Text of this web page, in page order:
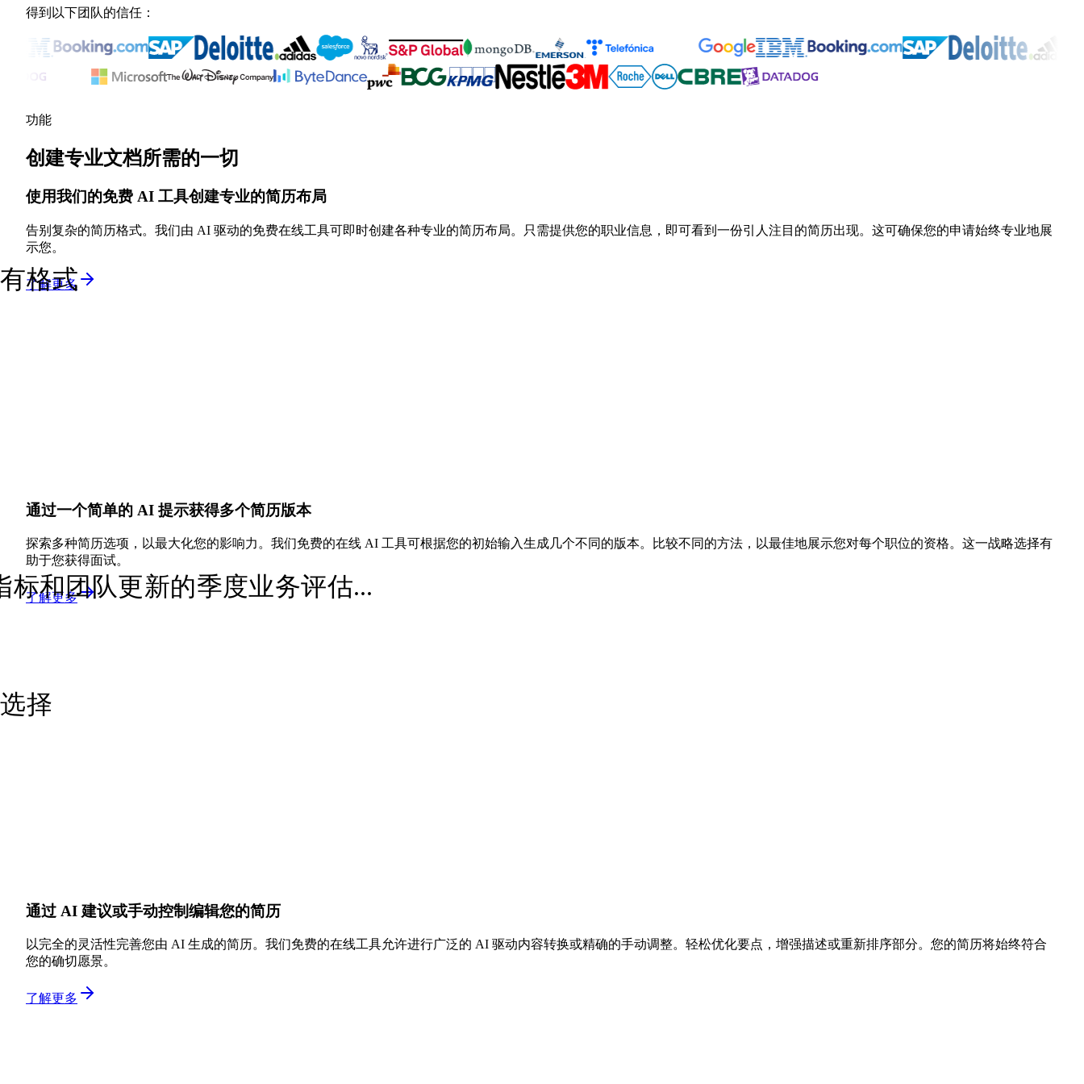
得到以下团队的信任：
功能
创建专业文档所需的一切
使用我们的免费 AI 工具创建专业的简历布局
告别复杂的简历格式。我们由 AI 驱动的免费在线工具可即时创建各种专业的简历布局。只需提供您的职业信息，即可看到一份引人注目的简历出现。这可确保您的申请始终专业地展
示您。
了解更多
格式
通过一个简单的 AI 提示获得多个简历版本
探索多种简历选项，以最大化您的影响力。我们免费的在线 AI 工具可根据您的初始输入生成几个不同的版本。比较不同的方法，以最佳地展示您对每个职位的资格。这一战略选择有
助于您获得面试。
了解更多
标和团队更新的季度业务评估...
择
通过 AI 建议或手动控制编辑您的简历
以完全的灵活性完善您由 AI 生成的简历。我们免费的在线工具允许进行广泛的 AI 驱动内容转换或精确的手动调整。轻松优化要点，增强描述或重新排序部分。您的简历将始终符合
您的确切愿景。
了解更多